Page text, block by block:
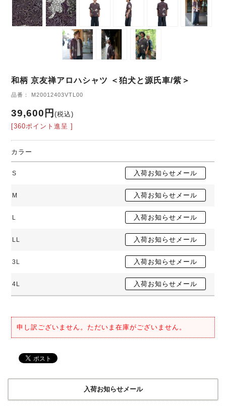
和柄 京友禅アロハシャツ ＜狛犬と源氏車/紫＞
品番： M20012403VTL00
39,600円(税込)
[360ポイント進呈 ]
カラー
S
M
L
LL
3L
4L
申し訳ございません。ただいま在庫がございません。
入荷お知らせメール